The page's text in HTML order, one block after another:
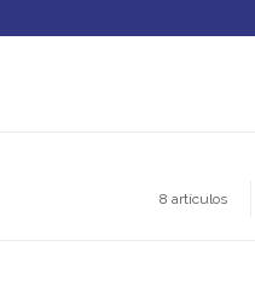
8 artículos